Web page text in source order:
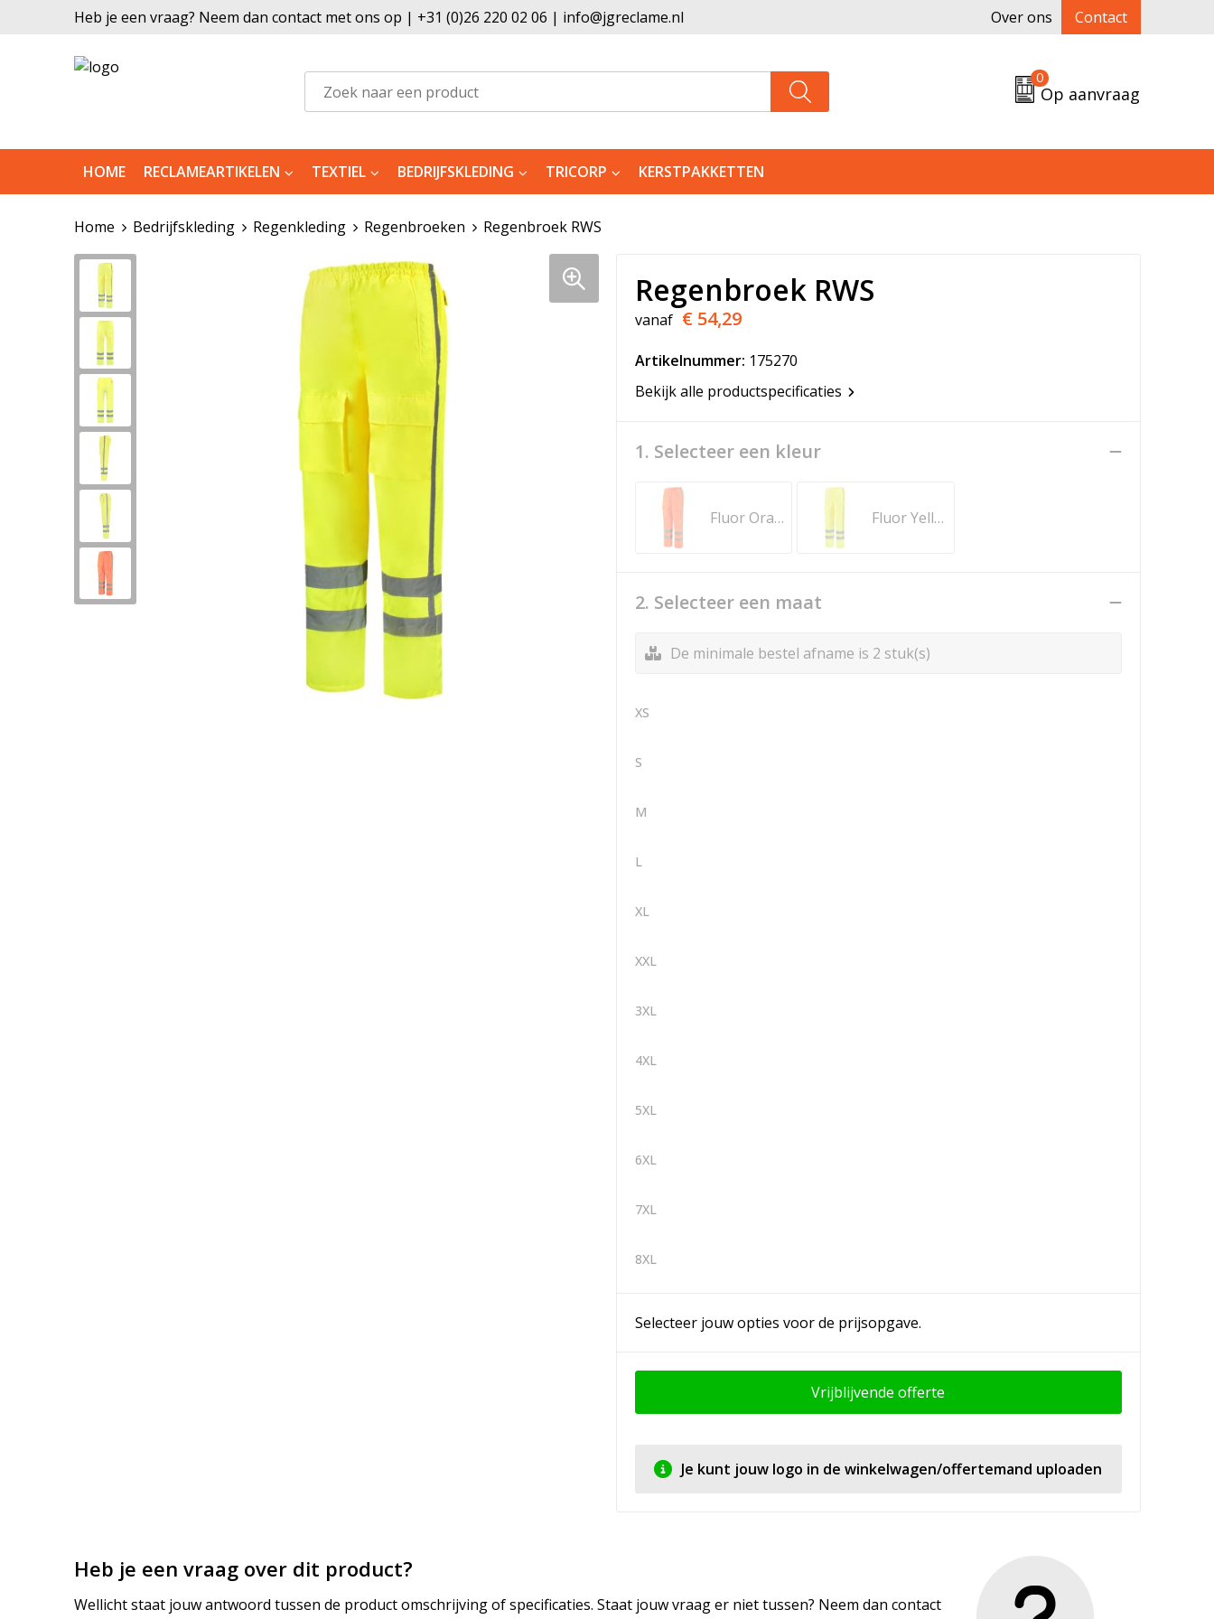
Heb je een vraag? Neem dan contact met ons op | +31 (0)26 220 02 06 | info@jgreclame.nl Over ons Contact
0
Op aanvraag
HOME RECLAMEARTIKELEN TEXTIEL BEDRIJFSKLEDING TRICORP KERSTPAKKETTEN
Home Bedrijfskleding Regenkleding Regenbroeken Regenbroek RWS
Regenbroek RWS
vanaf € 54,29
Artikelnummer: 175270
Bekijk alle productspecificaties
1. Selecteer een kleur
Fluor Orange Fluor Yellow
2. Selecteer een maat
De minimale bestel afname is 2 stuk(s)
XS
S
M
L
XL
XXL
3XL
4XL
5XL
6XL
7XL
8XL
Selecteer jouw opties voor de prijsopgave.
Vrijblijvende offerte
Je kunt jouw logo in de winkelwagen/offertemand uploaden
Heb je een vraag over dit product?
Wellicht staat jouw antwoord tussen de product omschrijving of specificaties. Staat jouw vraag er niet tussen? Neem dan contact